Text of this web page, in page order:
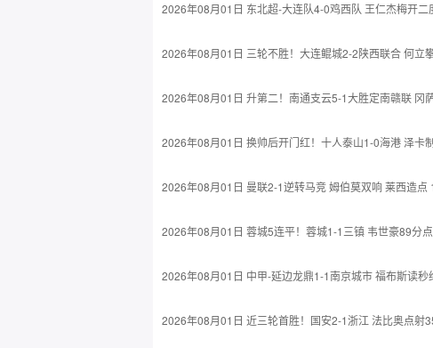
2026年08月01日 东北超-大连队4-0鸡西队 王仁杰梅开二
2026年08月01日 三轮不胜！大连鲲城2-2陕西联合 何立
2026年08月01日 升第二！南通支云5-1大胜定南赣联 冈
2026年08月01日 换帅后开门红！十人泰山1-0海港 泽卡
2026年08月01日 曼联2-1逆转马竞 姆伯莫双响 莱西造点
2026年08月01日 蓉城5连平！蓉城1-1三镇 韦世豪89分
2026年08月01日 中甲-延边龙鼎1-1南京城市 福布斯读
2026年08月01日 近三轮首胜！国安2-1浙江 法比奥点射